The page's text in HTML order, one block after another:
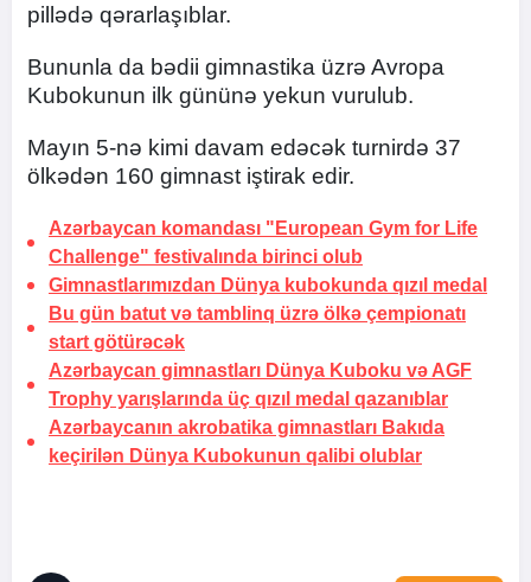
pillədə qərarlaşıblar.
Bununla da bədii gimnastika üzrə Avropa
Kubokunun ilk gününə yekun vurulub.
Mayın 5-nə kimi davam edəcək turnirdə 37
ölkədən 160 gimnast iştirak edir.
Azərbaycan komandası "European Gym for Life
Challenge" festivalında birinci olub
Gimnastlarımızdan Dünya kubokunda qızıl medal
Bu gün batut və tamblinq üzrə ölkə çempionatı
start götürəcək
Azərbaycan gimnastları Dünya Kuboku və AGF
Trophy yarışlarında üç qızıl medal qazanıblar
Azərbaycanın akrobatika gimnastları Bakıda
keçirilən Dünya Kubokunun qalibi olublar